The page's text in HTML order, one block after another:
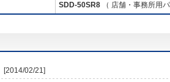
SDD-50SR8 （ 店舗・事務所用
[2014/02/21]